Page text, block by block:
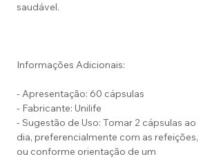
saudável.
Informações Adicionais:
- Apresentação: 60 cápsulas
- Fabricante: Unilife
- Sugestão de Uso: Tomar 2 cápsulas ao
dia, preferencialmente com as refeições,
ou conforme orientação de um